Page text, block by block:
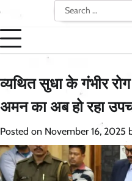
Search
for:
व्यथित सुधा के गंभीर
अमन का अब हो रहा
Posted on November 16, 2025